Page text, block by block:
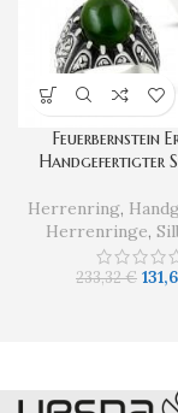
Feuerbernstein
Handgefertigter
Herrenring,
Herrenringe,
233,32€